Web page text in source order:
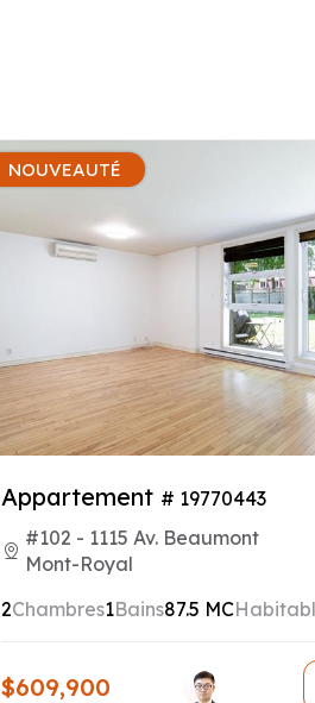
NOUVEAUTÉ
Appartement # 19770443
#102 - 1115 Av. Beaumont
Mont-Royal
2Chambres1Bains87.5 MC
$609,900